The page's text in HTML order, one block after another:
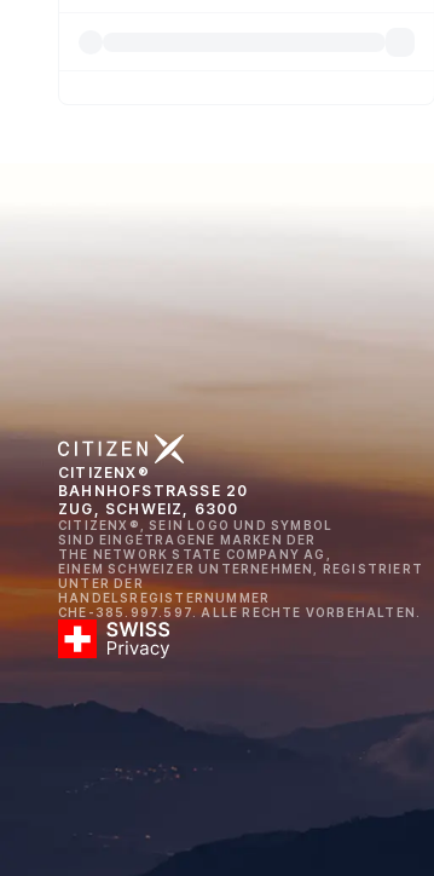
CITIZENX®
BAHNHOFSTRASSE 20
ZUG, SCHWEIZ, 6300
CITIZENX®, SEIN LOGO UND SYMBOL
SIND EINGETRAGENE MARKEN DER
THE NETWORK STATE COMPANY AG,
EINEM SCHWEIZER UNTERNEHMEN, REGISTRIERT
UNTER DER
HANDELSREGISTERNUMMER
CHE-385.997.597. ALLE RECHTE VORBEHALTEN.